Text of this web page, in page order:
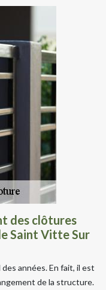
des clôtures
Saint Vitte Sur
années. En fait, il est
de la structure.